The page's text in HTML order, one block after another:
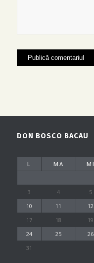
DON BOSCO BACAU
L MA MI
3
4 5
10
11 12
17
18 19
24
25 26
31